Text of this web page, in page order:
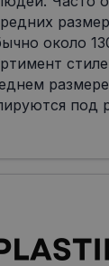
около
под